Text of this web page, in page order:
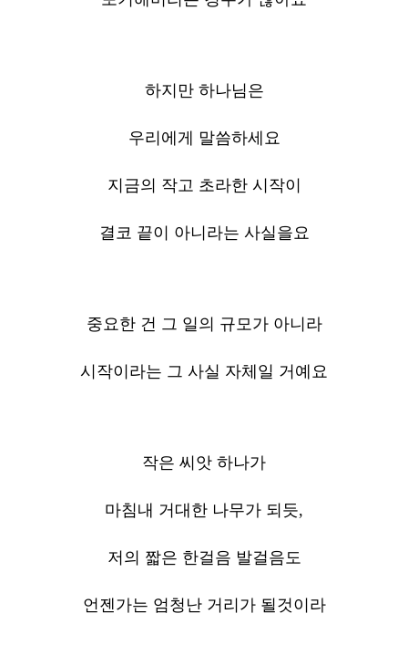
하지만 하나님은
우리에게 말씀하세요
지금의 작고 초라한 시작이
결코 끝이 아니라는 사실을요
중요한 건 그 일의 규모가 아니라
시작이라는 그 사실 자체일 거예요
작은 씨앗 하나가
마침내 거대한 나무가 되듯,
저의 짧은 한걸음 발걸음도
언젠가는 엄청난 거리가 될것이라